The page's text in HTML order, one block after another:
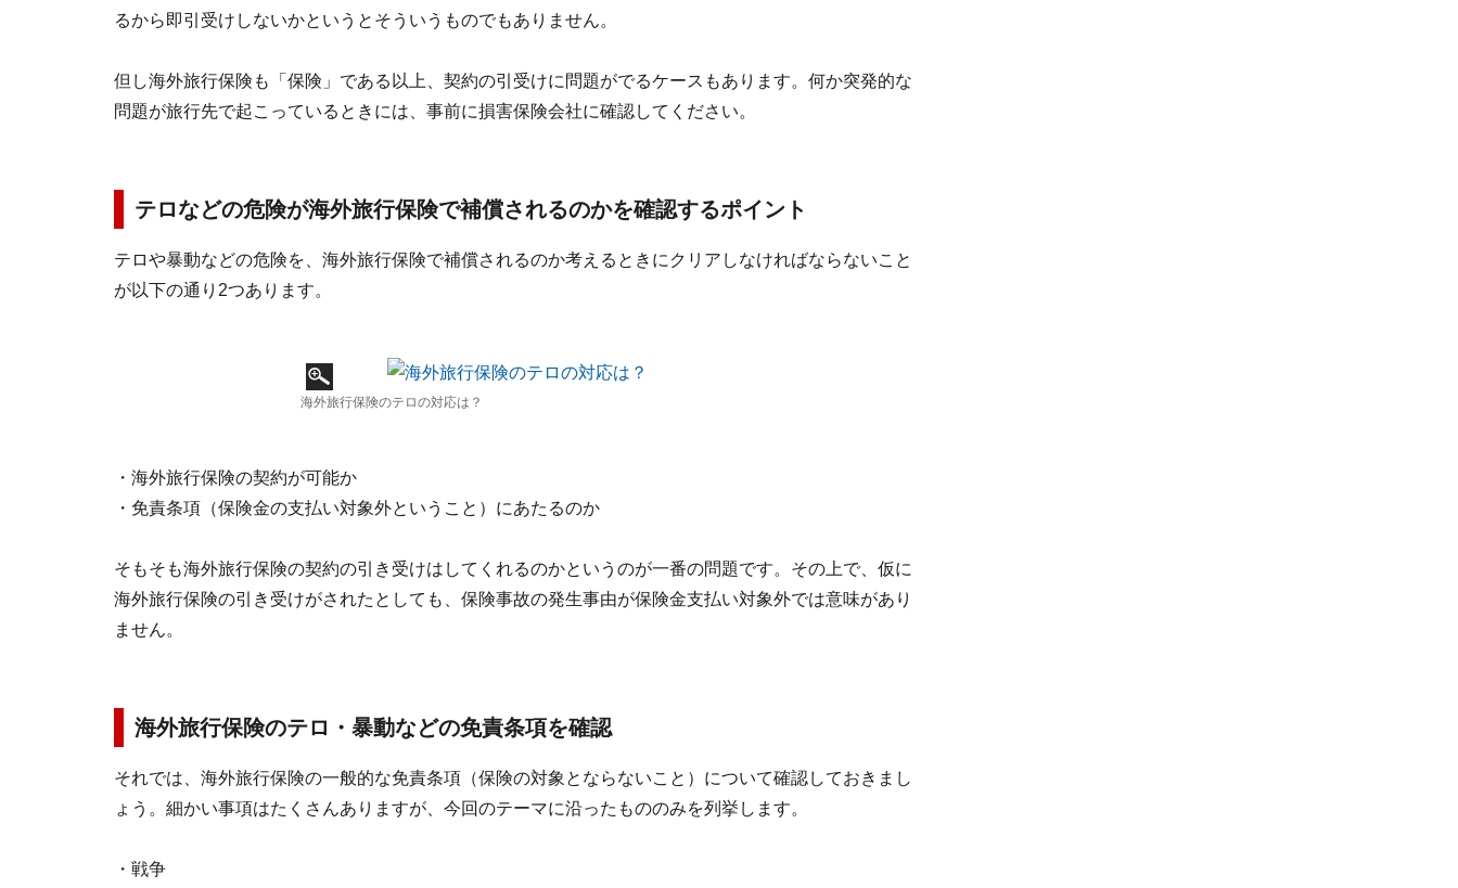
るから即引受けしないかというとそういうものでもありません。
但し海外旅行保険も「保険」である以上、契約の引受けに問題がでるケースもあります。何か突発的な
問題が旅行先で起こっているときには、事前に損害保険会社に確認してください。
テロなどの危険が海外旅行保険で補償されるのかを確認するポイント
テロや暴動などの危険を、海外旅行保険で補償されるのか考えるときにクリアしなければならないこと
が以下の通り2つあります。
海外旅行保険のテロの対応は？
・海外旅行保険の契約が可能か
・免責条項（保険金の支払い対象外ということ）にあたるのか
そもそも海外旅行保険の契約の引き受けはしてくれるのかというのが一番の問題です。その上で、仮に
海外旅行保険の引き受けがされたとしても、保険事故の発生事由が保険金支払い対象外では意味があり
ません。
海外旅行保険のテロ・暴動などの免責条項を確認
それでは、海外旅行保険の一般的な免責条項（保険の対象とならないこと）について確認しておきまし
ょう。細かい事項はたくさんありますが、今回のテーマに沿ったもののみを列挙します。
・戦争